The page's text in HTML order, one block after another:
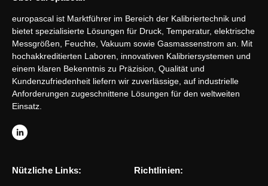
europascal ist Marktführer im Bereich der Kalibriertechnik und
bietet spezialisierte Lösungen für Druck, Temperatur, elektrische
Messgrößen, Feuchte, Vakuum sowie Gasmassenstrom an. Mit
hochakkreditierten Laboren, innovativen Kalibriersystemen und
einem klaren Bekenntnis zu Präzision, Qualität und
Kundenzufriedenheit liefern wir zuverlässige, auf industrielle
Anforderungen zugeschnittene Lösungen für den weltweiten
Einsatz.
L
i
n
d
i
Nützliche Links: Richtlinien: